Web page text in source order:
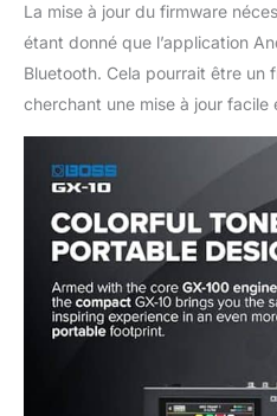
La mise à jour du firmware
étant donné que l’application
Bluetooth. Cela pourrait être un
cherchant une mise à jour facile